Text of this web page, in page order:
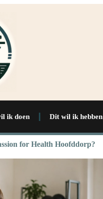
ik doen Dit wil ik hebben
for Health Hoofddorp?